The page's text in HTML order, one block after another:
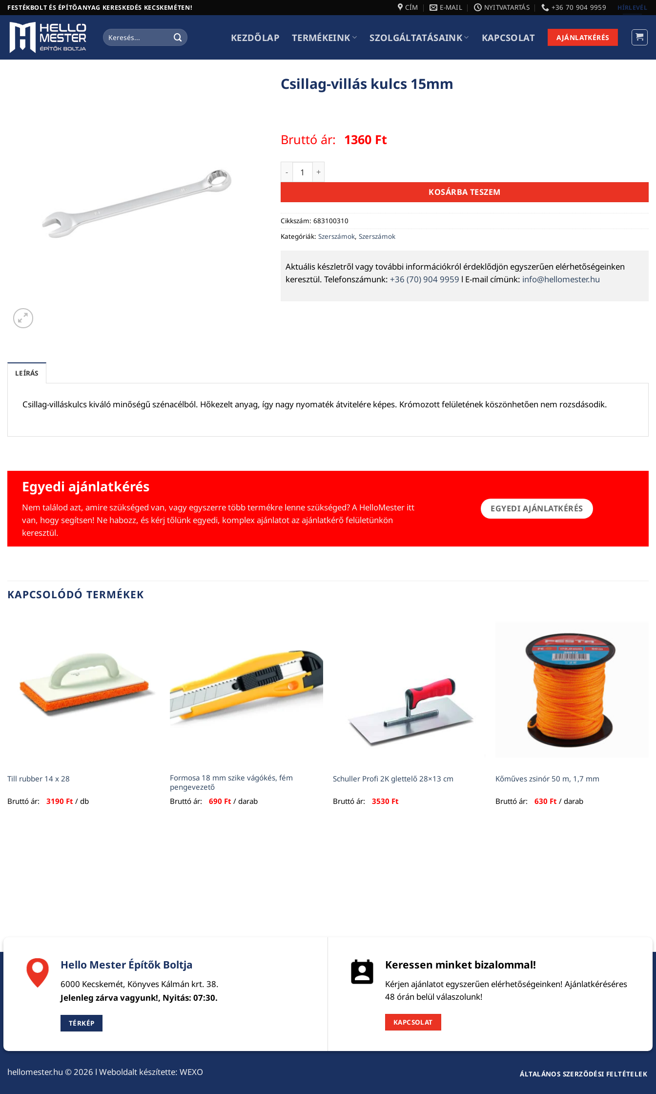
Skip
to
content
FESTÉKBOLT ÉS ÉPÍTŐANYAG KERESKEDÉS KECSKEMÉTEN! CÍM E-MAIL NYITVATARTÁS +36 70 904 9959 HÍRLEVÉL
Keresés
a
KEZDŐLAP TERMÉKEINK SZOLGÁLTATÁSAINK KAPCSOLAT AJÁNLATKÉRÉS
Csillag-villás kulcs 15mm
Bruttó ár: 1360 Ft
Csillag-villás kulcs 15mm mennyiség
KOSÁRBA TESZEM
Cikkszám: 683100310
Kategóriák: Szerszámok, Szerszámok
Aktuális készletről vagy további információkról érdeklődjön egyszerűen elérhetőségeinken
keresztül. Telefonszámunk: +36 (70) 904 9959 l E-mail címünk: info@hellomester.hu
LEÍRÁS
Csillag-villáskulcs kiváló minőségű szénacélból. Hőkezelt anyag, így nagy nyomaték átvitelére képes. Krómozott felületének köszönhetően nem rozsdásodik.
Egyedi ajánlatkérés
Nem találod azt, amire szükséged van, vagy egyszerre több termékre lenne szükséged? A HelloMester itt
van, hogy segítsen! Ne habozz, és kérj tőlünk egyedi, komplex ajánlatot az ajánlatkérő felületünkön
keresztül.
EGYEDI AJÁNLATKÉRÉS
KAPCSOLÓDÓ TERMÉKEK
Till rubber 14 x 28
Bruttó ár: 3190 Ft / db
Formosa 18 mm szike vágókés, fém
pengevezető
Bruttó ár:
690 Ft / darab
Schuller Profi 2K glettelő 28×13 cm
Bruttó ár: 3530 Ft
Kőműves zsinór 50 m, 1,7 mm
Bruttó ár: 630 Ft / darab
Hello Mester Építők Boltja
6000 Kecskemét, Könyves Kálmán krt. 38.
Jelenleg zárva vagyunk!, Nyitás: 07:30.
TÉRKÉP
Keressen minket bizalommal!
Kérjen ajánlatot egyszerűen elérhetőségeinken! Ajánlatkéréséres
48 órán belül válaszolunk!
KAPCSOLAT
hellomester.hu © 2026 l Weboldalt készítette: WEXO ÁLTALÁNOS SZERZŐDÉSI FELTÉTELEK